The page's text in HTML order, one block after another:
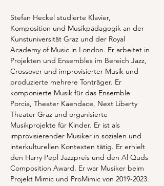
Stefan Heckel studierte Klavier,
Komposition und Musikpädagogik an der
Kunstuniversität Graz und der Royal
Academy of Music in London. Er arbeitet in
Projekten und Ensembles im Bereich Jazz,
Crossover und improvisierter Musik und
produzierte mehrere Tonträger. Er
komponierte Musik für das Ensemble
Porcia, Theater Kaendace, Next Liberty
Theater Graz und organisierte
Musikprojekte für Kinder. Er ist als
improvisierender Musiker in sozialen und
interkulturellen Kontexten tätig. Er erhielt
den Harry Pepl Jazzpreis und den Al Quds
Composition Award. Er war Musiker beim
Projekt Mimic und ProMimic von 2019-2023.